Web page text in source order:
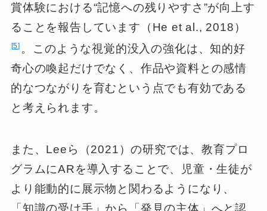
賞体験における“記憶への残りやすさ”が向上す
ることを報告しています（He et al., 2018）
5 。このような視覚的没入の強化は、知的好
奇心の喚起だけでなく、作品や資料との感情
的なつながりを育むという点でも有効である
と考えられます。
また、Leeら（2021）の研究では、教育プロ
グラムにARを導入することで、児童・生徒が
より能動的に展示物と関わるようになり、